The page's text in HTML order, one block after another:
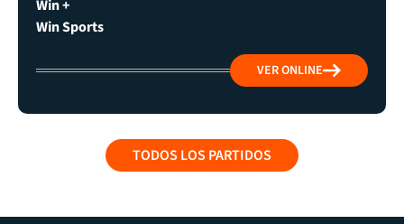
Win +
Win Sports
VER ONLINE
TODOS LOS PARTIDOS